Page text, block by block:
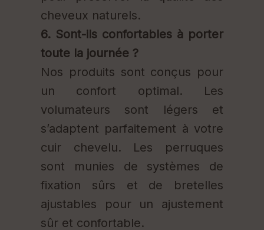
cheveux naturels.
6. Sont-ils confortables à porter
toute la journée ?
Nos produits sont conçus pour
un confort optimal. Les
volumateurs sont légers et
s’adaptent parfaitement à votre
cuir chevelu. Les perruques
sont munies de systèmes de
fixation sûrs et de bretelles
ajustables pour un ajustement
sûr et confortable.